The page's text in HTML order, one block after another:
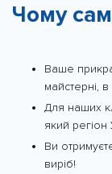
Чому
Ваше
майстерні,
Для наших
який регіон
Ви
виріб!